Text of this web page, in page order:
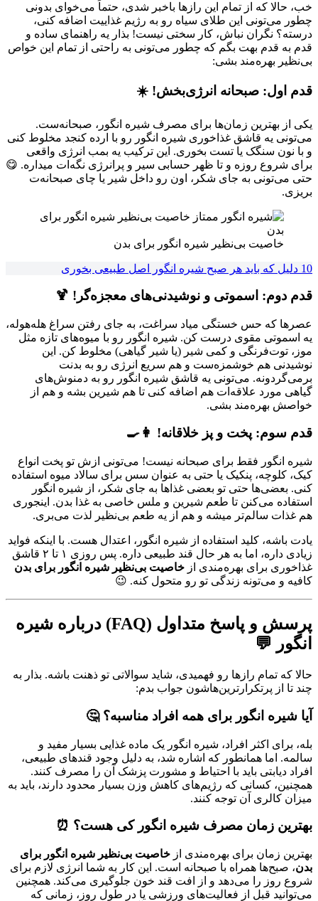
خب، حالا که از تمام این رازها باخبر شدی، حتماً می‌خوای بدونی
چطور می‌تونی این طلای سیاه رو به رژیم غذاییت اضافه کنی،
درسته؟ نگران نباش، کار سختی نیست! بذار یه راهنمای ساده و
قدم به قدم بهت بگم که چطور می‌تونی به راحتی از تمام این خواص
بی‌نظیر بهره‌مند بشی:
قدم اول: صبحانه انرژی‌بخش! ☀️
یکی از بهترین زمان‌ها برای مصرف شیره انگور، صبحانه‌ست.
می‌تونی یه قاشق غذاخوری شیره انگور رو با ارده کنجد مخلوط کنی
و با نون سنگک یا تست بخوری. این ترکیب یه بمب انرژی واقعی
برای شروع روزه و تا ظهر حسابی سیر و پرانرژی نگه‌ات میداره. 😋
حتی می‌تونی به جای شکر، اون رو داخل شیر یا چای صبحانه‌ت
بریزی.
خاصیت بی‌نظیر شیره انگور برای بدن
10 دلیل که باید هر صبح شیره انگور اصل طبیعی بخوری
قدم دوم: اسموتی و نوشیدنی‌های معجزه‌گر! 🍹
عصرها که حس خستگی میاد سراغت، به جای رفتن سراغ هله‌هوله،
یه اسموتی مقوی درست کن. شیره انگور رو با میوه‌های تازه مثل
موز، توت‌فرنگی و کمی شیر (یا شیر گیاهی) مخلوط کن. این
نوشیدنی هم خوشمزه‌ست و هم سریع انرژی رو به بدنت
برمی‌گردونه. می‌تونی یه قاشق شیره انگور رو به دمنوش‌های
گیاهی مورد علاقه‌ات هم اضافه کنی تا هم شیرین بشه و هم از
خواصش بهره‌مند بشی.
قدم سوم: پخت و پز خلاقانه! 👩‍🍳
شیره انگور فقط برای صبحانه نیست! می‌تونی ازش تو پخت انواع
کیک، کلوچه، پنکیک یا حتی به عنوان سس برای سالاد میوه استفاده
کنی. بعضی‌ها حتی تو بعضی غذاها به جای شکر، از شیره انگور
استفاده می‌کنن تا طعم شیرین و ملس خاصی به غذا بدن. اینجوری
هم غذات سالم‌تر میشه و هم از یه طعم بی‌نظیر لذت می‌بری.
یادت باشه، کلید استفاده از شیره انگور، اعتدال هست. با اینکه فواید
زیادی داره، اما به هر حال قند طبیعی داره. پس روزی ۱ تا ۲ قاشق
غذاخوری برای بهره‌مندی از خاصیت بی‌نظیر شیره انگور برای بدن
کافیه و می‌تونه زندگی تو رو متحول کنه. 😉
پرسش و پاسخ متداول (FAQ) درباره شیره
انگور 💬
حالا که تمام رازها رو فهمیدی، شاید سوالاتی تو ذهنت باشه. بذار به
چند تا از پرتکرارترین‌هاشون جواب بدم:
آیا شیره انگور برای همه افراد مناسبه؟ 🤔
بله، برای اکثر افراد، شیره انگور یک ماده غذایی بسیار مفید و
سالمه. اما همانطور که اشاره شد، به دلیل وجود قندهای طبیعی،
افراد دیابتی باید با احتیاط و مشورت پزشک آن را مصرف کنند.
همچنین، کسانی که رژیم‌های کاهش وزن بسیار محدود دارند، باید به
میزان کالری آن توجه کنند.
بهترین زمان مصرف شیره انگور کی هست؟ ⏰
بهترین زمان برای بهره‌مندی از خاصیت بی‌نظیر شیره انگور برای
بدن، صبح‌ها همراه با صبحانه است. این کار به شما انرژی لازم برای
شروع روز را می‌دهد و از افت قند خون جلوگیری می‌کند. همچنین
می‌توانید قبل از فعالیت‌های ورزشی یا در طول روز، زمانی که